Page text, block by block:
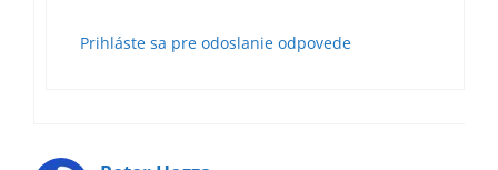
Prihláste sa pre odoslanie odpovede